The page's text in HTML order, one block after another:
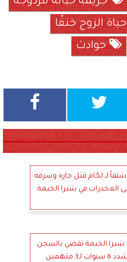
الزوج خنقًا
حوادث
شنقاً لـ لحّام قتل جاره وسرقه
المخدرات في شبرا الخيمة
شبرا الخيمة تقضي بالسجن
المشدد 6 سنوات لـ3 متهمين